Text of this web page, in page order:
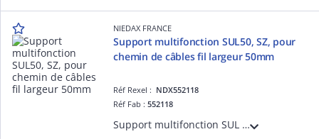
NIEDAX FRANCE
Support multifonction SUL50, SZ, pour
chemin de câbles fil largeur 50mm
Réf Rexel : NDX552118
Réf Fab :552118
Support multifonction SUL 50, finition SZ. Pour chemin de câbles fil de largeur 50mm : suspension par tige fil de largeur 50mmetée 6-8 mm ou câble, fixation directe plafond, fixation murale drapeau, fixation au sol, support d'appareillage.